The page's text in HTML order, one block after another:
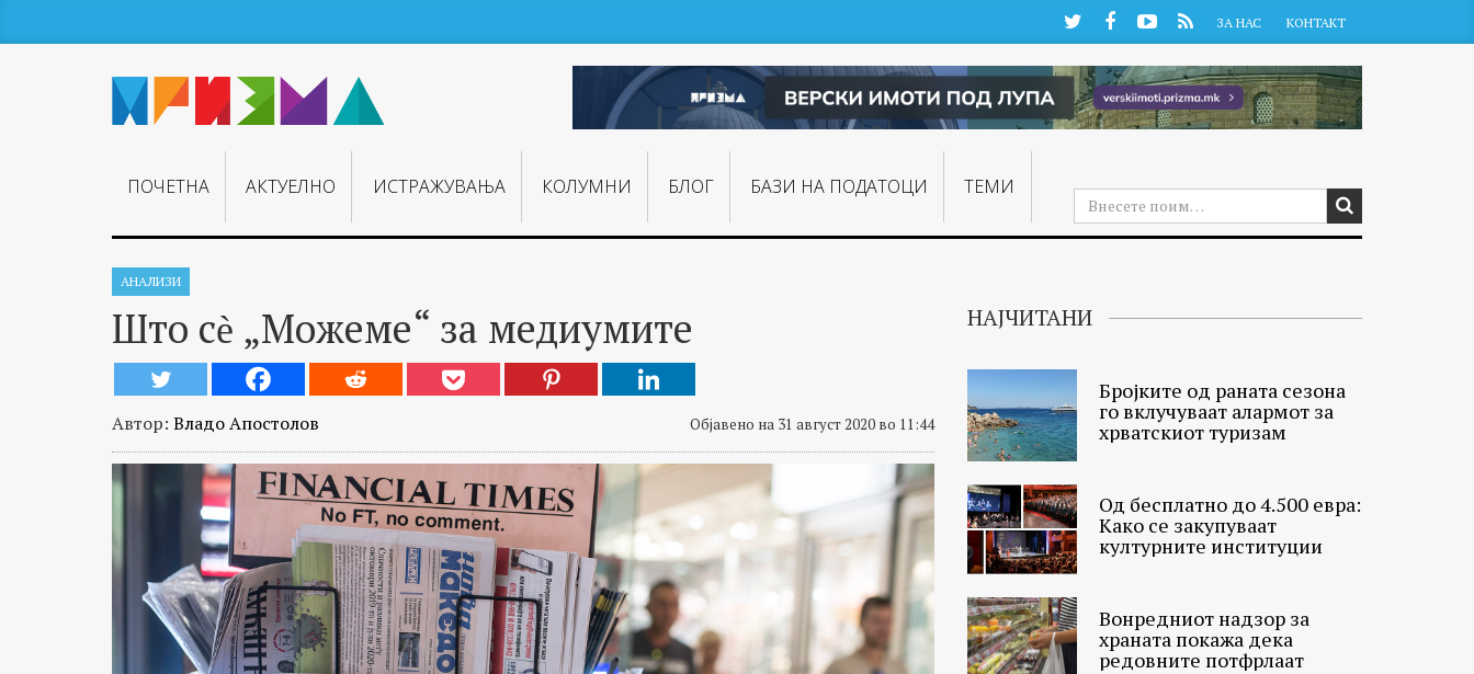
TwitterFacebookYouTube
RSS ЗА НАС КОНТАКТ
ПОЧЕТНА АКТУЕЛНО ИСТРАЖУВАЊA КОЛУМНИ БЛОГ БАЗИ НА ПОДАТОЦИ ТЕМИ
АНАЛИЗИ
Што сѐ „Можеме“ за медиумите
Автор: Владо Апостолов Објавено на 31 август 2020 во 11:44
НАЈЧИТАНИ
Бројките од раната сезона
го вклучуваат алармот за
хрватскиот туризам
Од бесплатно до 4.500 евра:
Како се закупуваат
културните институции
Вонредниот надзор за
храната покажа дека
редовните потфрлаат